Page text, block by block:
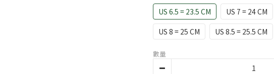
US 6.5 = 23.5 CM US 7 = 24 CM
US 8 = 25 CM
US 8.5 = 25.5 CM
數量